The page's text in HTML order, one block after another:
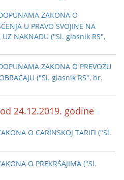
ZAKONA O
U PRAVO SVOJINE NA
UZ NAKNADU ("Sl. glasnik RS",
ZAKONA O PREVOZU
("Sl. glasnik RS", br.
od 24.12.2019. godine
O CARINSKOJ TARIFI ("Sl.
O PREKRŠAJIMA ("Sl.